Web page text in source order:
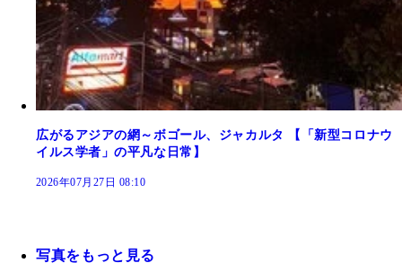
広がるアジアの網～ボゴール、ジャカルタ 【「新型コロナウ
イルス学者」の平凡な日常】
2026年07月27日 08:10
写真をもっと見る